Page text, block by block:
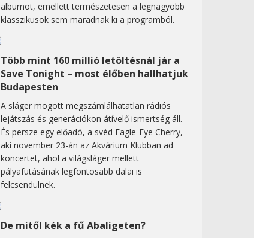
albumot, emellett természetesen a legnagyobb
klasszikusok sem maradnak ki a programból.
Több mint 160 millió letöltésnál jár a
Save Tonight – most élőben hallhatjuk
Budapesten
A sláger mögött megszámlálhatatlan rádiós
lejátszás és generációkon átívelő ismertség áll.
És persze egy előadó, a svéd Eagle-Eye Cherry,
aki november 23-án az Akvárium Klubban ad
koncertet, ahol a világsláger mellett
pályafutásának legfontosabb dalai is
felcsendülnek.
De mitől kék a fű Abaligeten?